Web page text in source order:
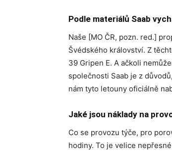
Podle materiálů Saab
Naše [MO ČR, pozn. red.]
Švédského království. Z
39 Gripen E. A ačkoli
společnosti Saab je z
nám tyto letouny oficiálně
Jaké jsou náklady na
Co se provozu týče, pro
hodiny. To je velice